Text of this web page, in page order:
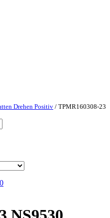
Drehen Positiv / TPMR160308-23